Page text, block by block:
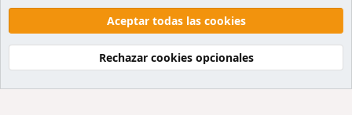
Términos y reglas
Politicas de privacidad
Ayuda
Inicio
R
S
S
Community platform by XenForo® © 2010-2026 XenForo Ltd.
Aceptar todas las cookies
Rechazar cookies opcionales